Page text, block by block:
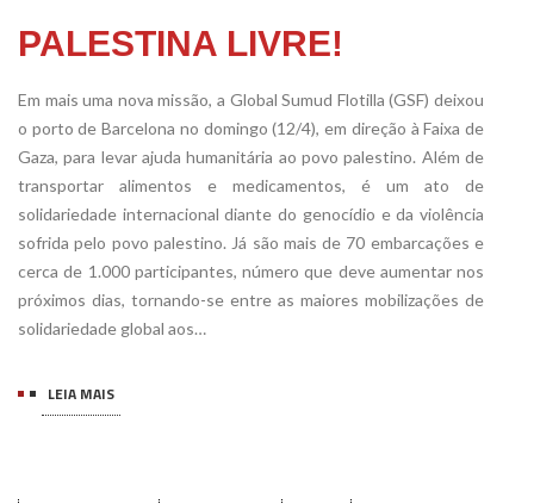
PALESTINA LIVRE!
Em mais uma nova missão, a Global Sumud Flotilla (GSF) deixou
o porto de Barcelona no domingo (12/4), em direção à Faixa de
Gaza, para levar ajuda humanitária ao povo palestino. Além de
transportar alimentos e medicamentos, é um ato de
solidariedade internacional diante do genocídio e da violência
sofrida pelo povo palestino. Já são mais de 70 embarcações e
cerca de 1.000 participantes, número que deve aumentar nos
próximos dias, tornando-se entre as maiores mobilizações de
solidariedade global aos…
LEIA MAIS